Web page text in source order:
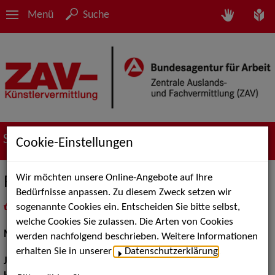
Menü Suche
Suche nach Künstler*innen
Ronja Borer
als PDF speichern
inMeine Merklistelegen
Musical:Darstellerin, Sängerin
Jahrgang:
Cookie-Einstellungen
Wir möchten unsere Online-Angebote auf Ihre
Bedürfnisse anpassen. Zu diesem Zweck setzen wir
sogenannte Cookies ein. Entscheiden Sie bitte selbst,
welche Cookies Sie zulassen. Die Arten von Cookies
werden nachfolgend beschrieben. Weitere Informationen
erhalten Sie in unserer
Datenschutzerklärung